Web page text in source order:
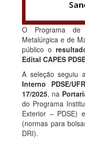
O Programa de
Metalúrgica e de
público o
Edital CAPES
A seleção seguiu
Interno PDSE/
17/2025, na
do Programa
Exterior – PDSE)
(normas para
DRI).